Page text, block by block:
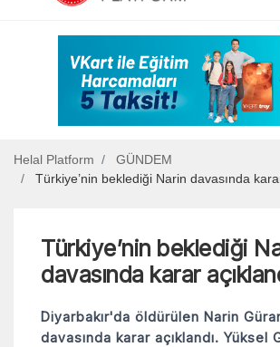
Helal Platform
GÜNDEM
Türkiye’nin beklediği Narin davasında
Türkiye’nin beklediği
davasında karar
Diyarbakır'da öldürülen Narin
davasında karar açıklandı. Yüksel